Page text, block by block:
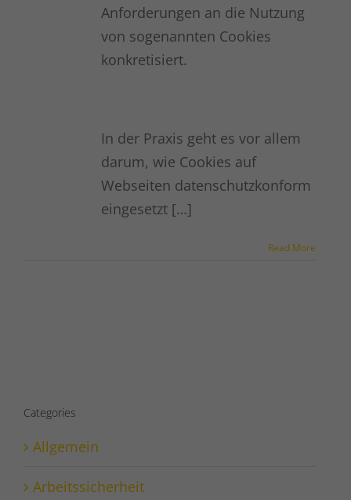
Anforderungen an die Nutzung
von sogenannten Cookies
konkretisiert.
In der Praxis geht es vor allem
darum, wie Cookies auf
Webseiten datenschutzkonform
eingesetzt […]
Read More
Categories
Allgemein
Arbeitssicherheit